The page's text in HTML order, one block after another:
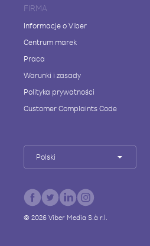
FIRMA
Informacje o Viber
Centrum marek
Praca
Warunki i zasady
Polityka prywatności
Customer Complaints Code
Polski
© 2026Viber Media S.à r.l.